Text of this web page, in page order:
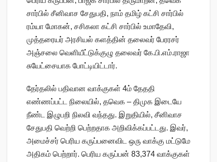
சார்பில் சீனிவாச சேதுபதி, நாம் தமிழ் கட்சி சார்பில்
ரம்யா மோகன், சசிகலா கட்சி சார்பில் உமாதேவி,
முத்தரையர் அரசியல் களத்தின் தலைவர் பேரரசர்
அஞ்சலை வெளியீட்டுக்குழு தலைவர் கே.பி.எம்.ராஜா
சுயேட்சையாக போட்டியிட்டார்.
தேர்தலில் பதிவான வாக்குகள் 4ம் தேததி
எண்ணப்பட்ட நிலையில், தவெக – திமுக இடையே
நீண்ட இழுபறி நிலவி வந்தது. இறுதியில், சீனிவாச
சேதுபதி வெற்றி பெற்றதாக அறிவிக்கப்பட்டது. இவர்,
அமைச்சர் பெரிய கருப்பனைவிட ஒரு வாக்கு மட்டுமே
அதிகம் பெற்றார். பெரிய கருப்பன் 83,374 வாக்குகள்